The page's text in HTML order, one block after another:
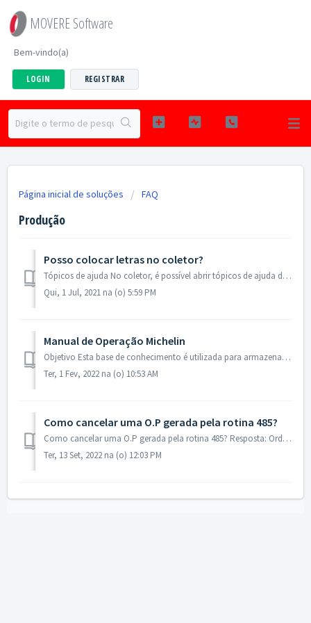
MOVERE Software
Bem-vindo(a)
LOGIN REGISTRAR
Página inicial de soluções FAQ
Produção
Posso colocar letras no coletor?
Tópicos de ajuda No coletor, é possível abrir tópicos de ajuda digitando uma das seguintes letras: A - Abre o tópico de ajuda: B - Abre tela de nov...
Qui, 1 Jul, 2021 na (o) 5:59 PM
Manual de Operação Michelin
Objetivo Esta base de conhecimento é utilizada para armazenar manual que tem como objetivo orientar na utilização do processo de recapagem no MOVERE Softwa...
Ter, 1 Fev, 2022 na (o) 10:53 AM
Como cancelar uma O.P gerada pela rotina 485?
Como cancelar uma O.P gerada pela rotina 485? Resposta: Ordens de Produção geradas na rotina [R485- Ordens de Produção], possui apenas o direito excl...
Ter, 13 Set, 2022 na (o) 12:03 PM